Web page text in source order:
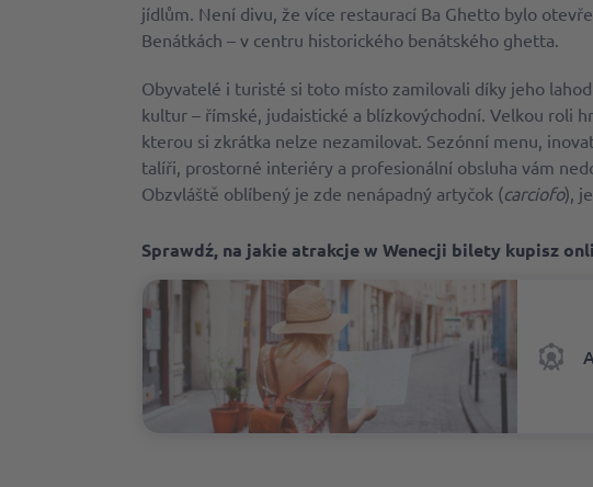
jídlům. Není divu, že více restaurací Ba Ghetto bylo
Benátkách – v centru historického benátského ghetta.
Obyvatelé i turisté si toto místo zamilovali díky jeho
kultur – římské, judaistické a blízkovýchodní. Velkou roli
kterou si zkrátka nelze nezamilovat. Sezónní menu,
talíři, prostorné interiéry a profesionální obsluha vám
Obzvláště oblíbený je zde nenápadný artyčok (carciofo),
Sprawdź, na jakie atrakcje w Wenecji bilety kupisz